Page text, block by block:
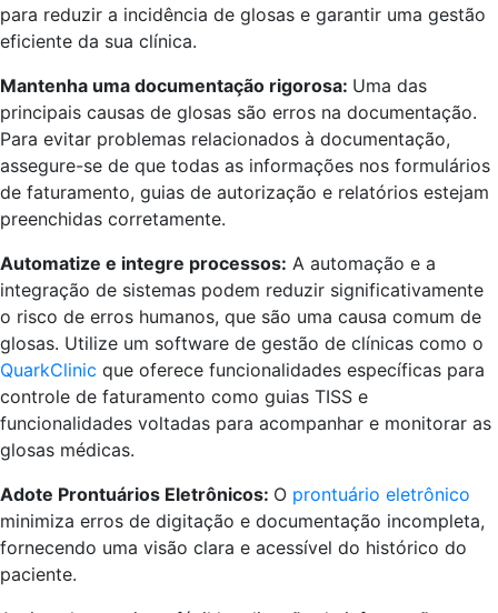
para reduzir a incidência de glosas e garantir uma gestão
eficiente da sua clínica.
Mantenha uma documentação rigorosa: Uma das
principais causas de glosas são erros na documentação.
Para evitar problemas relacionados à documentação,
assegure-se de que todas as informações nos formulários
de faturamento, guias de autorização e relatórios estejam
preenchidas corretamente.
Automatize e integre processos: A automação e a
integração de sistemas podem reduzir significativamente
o risco de erros humanos, que são uma causa comum de
glosas. Utilize um software de gestão de clínicas como o
QuarkClinic que oferece funcionalidades específicas para
controle de faturamento como guias TISS e
funcionalidades voltadas para acompanhar e monitorar as
glosas médicas.
Adote Prontuários Eletrônicos: O prontuário eletrônico
minimiza erros de digitação e documentação incompleta,
fornecendo uma visão clara e acessível do histórico do
paciente.